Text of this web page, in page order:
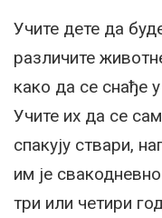
Учите дете да
различите
како да се снађе
Учите их да се
спакују ствари,
им је
три или четири